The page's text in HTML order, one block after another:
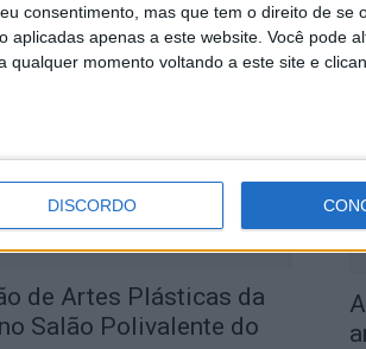
consentimento, mas que tem o direito de se
aplicadas apenas a este website. Você pode
qualquer momento voltando a este site e
DISCORDO
Branco - 7 de Junho, 2026 0
de Artes Plásticas da
Salão Polivalente do